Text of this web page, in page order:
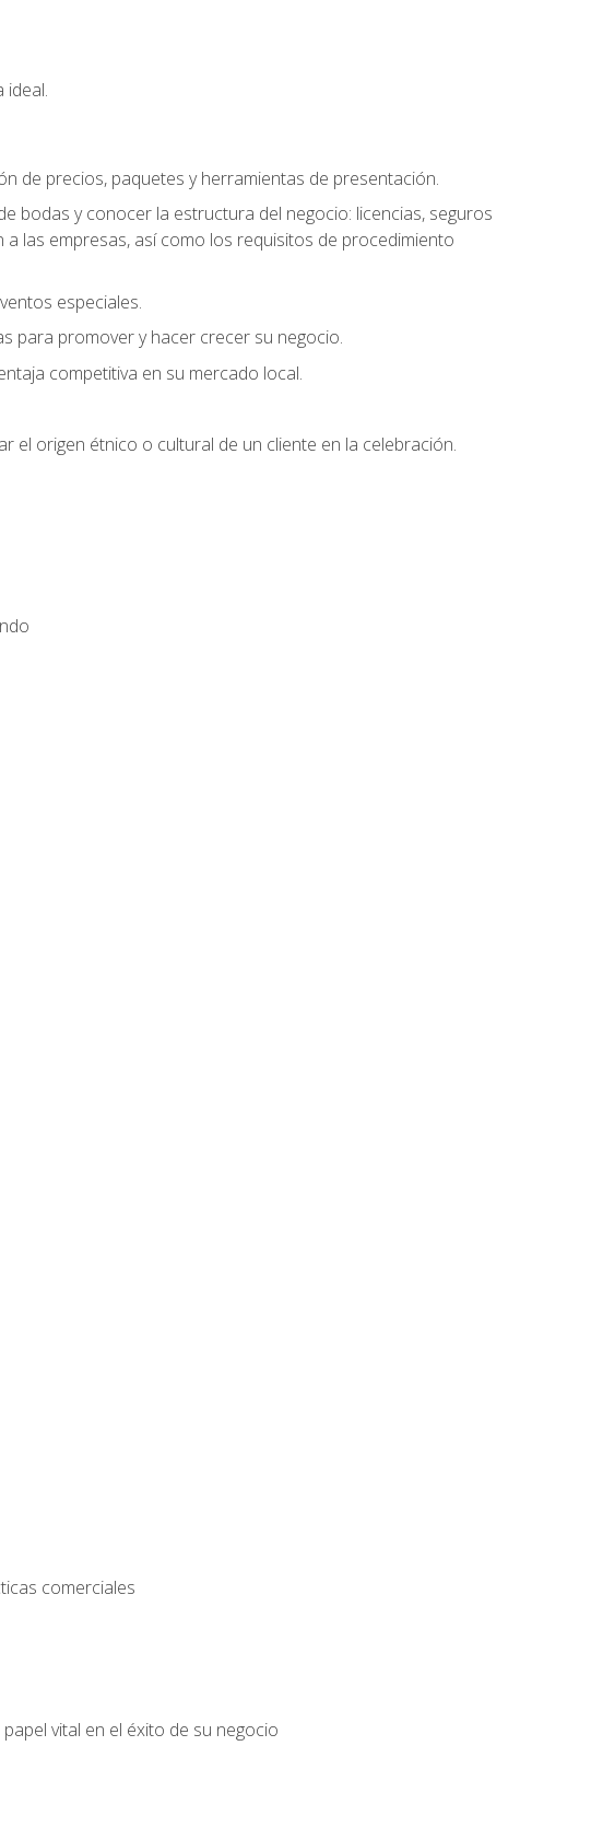
ideal.
de precios, paquetes y herramientas de presentación.
bodas y conocer la estructura del negocio: licencias, seguros
las empresas, así como los requisitos de procedimiento
especiales.
para promover y hacer crecer su negocio.
competitiva en su mercado local.
el origen étnico o cultural de un cliente en la celebración.
comerciales
vital en el éxito de su negocio